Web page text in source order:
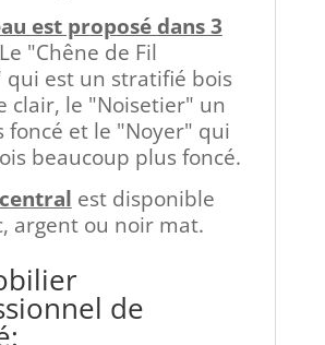
est proposé dans 3
"Chêne de Fil
qui est un stratifié bois
clair, le "Noisetier" un
foncé et le "Noyer" qui
beaucoup plus foncé.
est disponible
argent ou noir mat.
de